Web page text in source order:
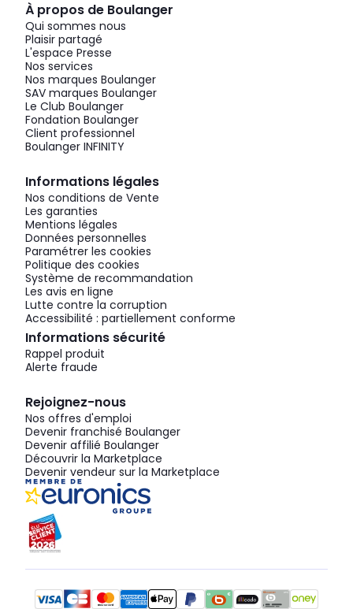
À propos de Boulanger
Qui sommes nous
Plaisir partagé
L'espace Presse
Nos services
Nos marques Boulanger
SAV marques Boulanger
Le Club Boulanger
Fondation Boulanger
Client professionnel
Boulanger INFINITY
Informations légales
Nos conditions de Vente
Les garanties
Mentions légales
Données personnelles
Paramétrer les cookies
Politique des cookies
Système de recommandation
Les avis en ligne
Lutte contre la corruption
Accessibilité : partiellement conforme
Informations sécurité
Rappel produit
Alerte fraude
Rejoignez-nous
Nos offres d'emploi
Devenir franchisé Boulanger
Devenir affilié Boulanger
Découvrir la Marketplace
Devenir vendeur sur la Marketplace